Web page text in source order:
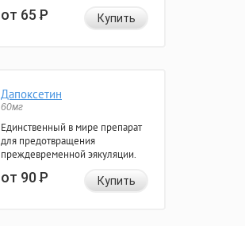
от 65Р Купить
Дапоксетин
60мг
Единственный в мире препарат
для предотвращения
преждевременной эякуляции.
от 90Р Купить